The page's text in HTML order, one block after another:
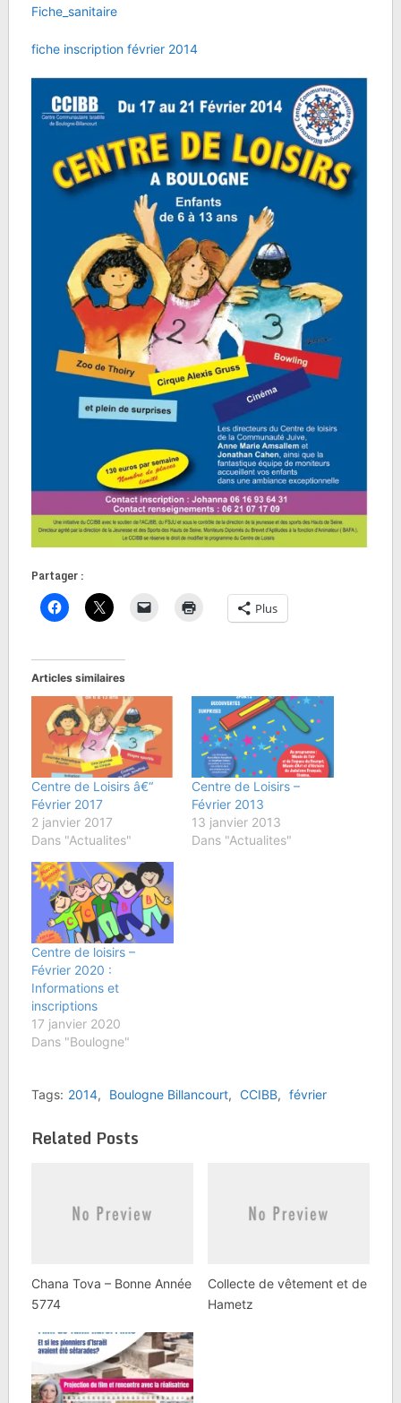
Fiche_sanitaire
fiche inscription février 2014
Partager :
Plus
Articles similaires
Centre de Loisirs â€“
Février 2017
2 janvier 2017
Dans "Actualites"
Centre de Loisirs –
Février 2013
13 janvier 2013
Dans "Actualites"
Centre de loisirs –
Février 2020 :
Informations et
inscriptions
17 janvier 2020
Dans "Boulogne"
Tags: 2014, Boulogne Billancourt, CCIBB, février
Related Posts
Chana Tova – Bonne Année
5774
Collecte de vêtement et de
Hametz